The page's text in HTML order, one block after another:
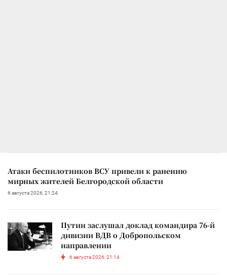
Атаки беспилотников ВСУ привели к ранению
мирных жителей Белгородской области
6 августа 2026, 21:24
Путин заслушал доклад командира 76-й
дивизии ВДВ о Добропольском
направлении
6 августа 2026, 21:14